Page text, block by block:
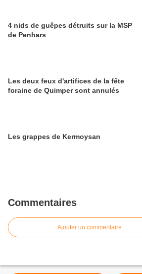
4 nids de guêpes détruits sur la MSP
de Penhars
Les deux feux d'artifices de la fête
foraine de Quimper sont annulés
Les grappes de Kermoysan
Commentaires
Ajouter un commentaire